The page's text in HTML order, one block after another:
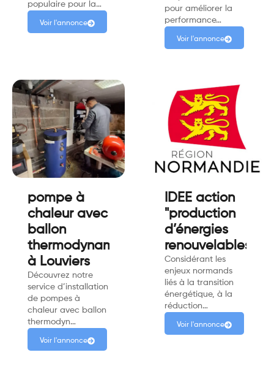
populaire pour la…
Voir l'annonce
pour améliorer la
performance…
Voir l'annonce
pompe à
chaleur avec
ballon
thermodynamique
à Louviers
Découvrez notre
service d’installation
de pompes à
chaleur avec ballon
thermodyn…
Voir l'annonce
IDEE action
"production
d’énergies
renouvelables"
Considérant les
enjeux normands
liés à la transition
énergétique, à la
réduction…
Voir l'annonce